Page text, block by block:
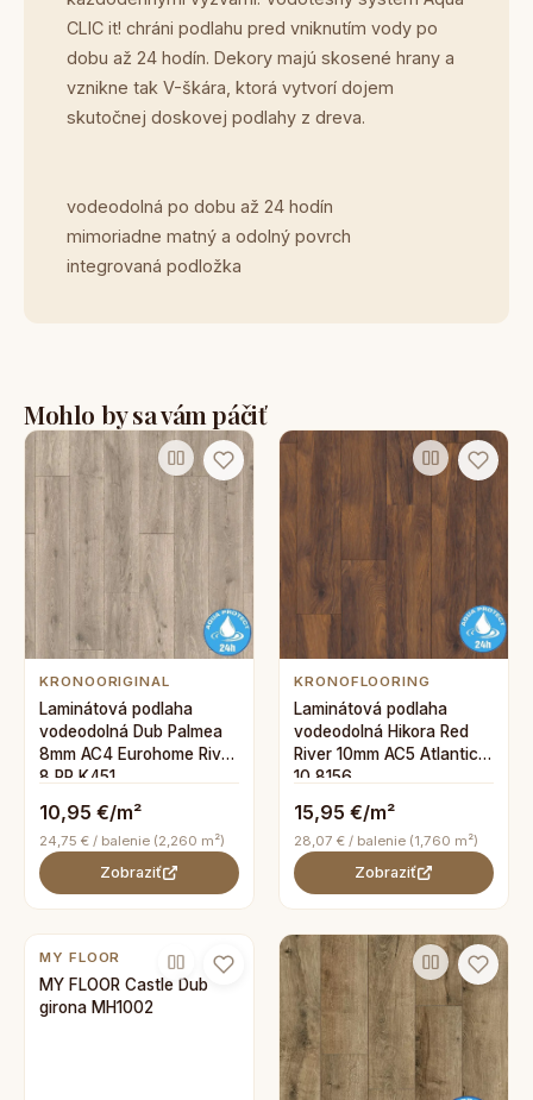
CLIC it! chráni podlahu pred vniknutím vody po
dobu až 24 hodín. Dekory majú skosené hrany a
vznikne tak V-škára, ktorá vytvorí dojem
skutočnej doskovej podlahy z dreva.
vodeodolná po dobu až 24 hodín
mimoriadne matný a odolný povrch
integrovaná podložka
Mohlo by sa vám páčiť
KRONOORIGINAL
Laminátová podlaha
vodeodolná Dub Palmea
8mm AC4 Eurohome River
8 PP K451
10,95 €/m²
24,75 € / balenie (2,260 m²)
Zobraziť
KRONOFLOORING
Laminátová podlaha
vodeodolná Hikora Red
River 10mm AC5 Atlantic
10 8156
15,95 €/m²
28,07 € / balenie (1,760 m²)
Zobraziť
MY FLOOR
MY FLOOR Castle Dub
girona MH1002